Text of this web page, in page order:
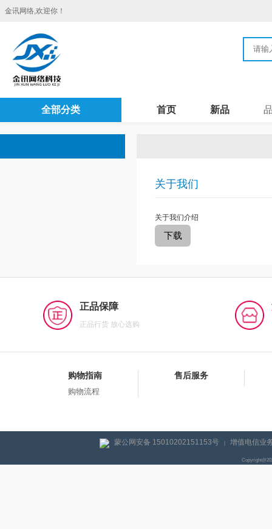
金讯网络,欢迎你！
全部分类 首页 新品
关于我们
关于我们介绍
正品保障
正品行货 放心选购
购物指南
购物流程
售后服务
蒙公网安备 15010202151153号 | 增值电信业